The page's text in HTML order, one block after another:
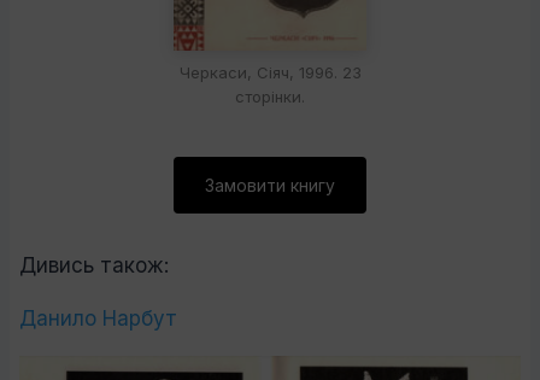
Черкаси, Сіяч, 1996. 23
сторінки.
Замовити книгу
Дивись також:
Данило Нарбут